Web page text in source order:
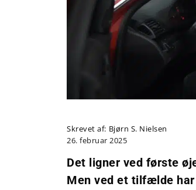
Skrevet af: Bjørn S. Nielsen
26. februar 2025
Det ligner ved første
Men ved et tilfælde